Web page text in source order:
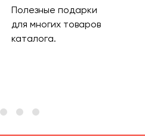
Полезные подарки
для многих товаров
каталога.